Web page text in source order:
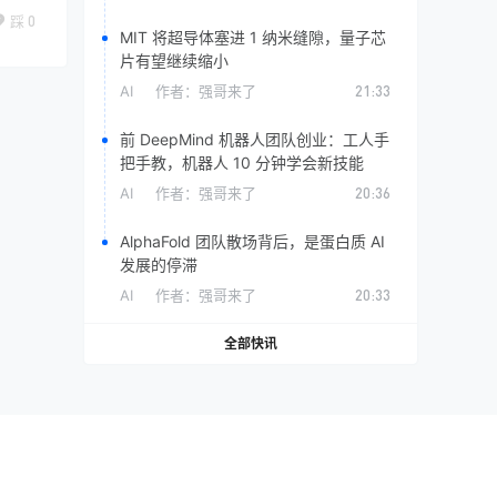
踩 0
MIT 将超导体塞进 1 纳米缝隙，量子芯
片有望继续缩小
AI 作者： 强哥来了 21:33
前 DeepMind 机器人团队创业：工人手
把手教，机器人 10 分钟学会新技能
AI 作者： 强哥来了 20:36
AlphaFold 团队散场背后，是蛋白质 AI
发展的停滞
AI 作者： 强哥来了 20:33
全部快讯